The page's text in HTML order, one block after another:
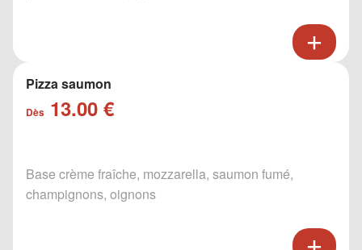
Pizza saumon
Dès 13.00 €
Base crème fraîche, mozzarella, saumon fumé,
champignons, oignons